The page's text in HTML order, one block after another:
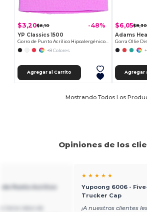
$3,20$6,10 -48%
YP Classics 1500
+8 Colores
Agregar al Carrito
$6,05$8,30
Adams
Gorra Ollie
Agregar
Mostrando Todos Los
Opiniones de los
de Punto Acrílico
★ ★ ★ ★ ★
Yupoong 6006 -
Trucker Cap
¡A nuestros clientes